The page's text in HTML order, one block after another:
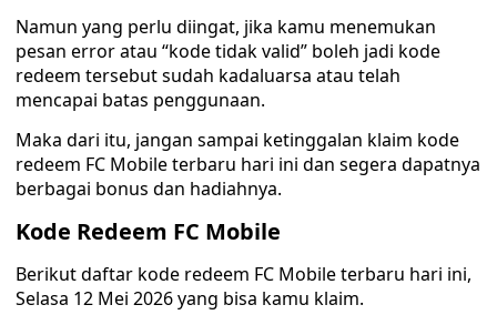
Namun yang perlu diingat, jika kamu menemukan
pesan error atau “kode tidak valid” boleh jadi kode
redeem tersebut sudah kadaluarsa atau telah
mencapai batas penggunaan.
Maka dari itu, jangan sampai ketinggalan klaim kode
redeem FC Mobile terbaru hari ini dan segera dapatnya
berbagai bonus dan hadiahnya.
Kode Redeem FC Mobile
Berikut daftar kode redeem FC Mobile terbaru hari ini,
Selasa 12 Mei 2026 yang bisa kamu klaim.